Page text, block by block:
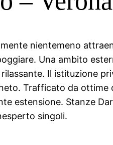
nientemeno
Una ambito
Il istituzione
Trafficato da
estensione. Stanze
singoli.